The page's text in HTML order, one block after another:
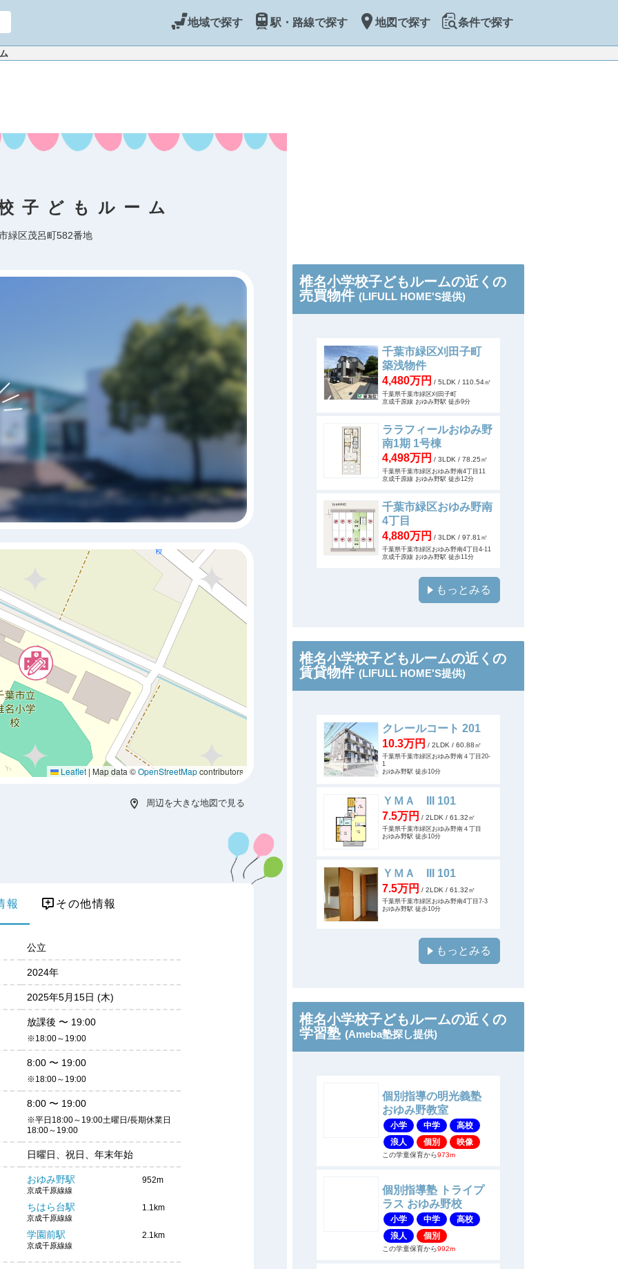
地域で探す 駅・路線で探す 地図で探す 条件で探す
子どもルーム
緑区茂呂町582番地
Leaflet | Map data ©OpenStreetMapcontributors
周辺を大きな地図で見る
報 その他情報
公立
2024年
2025年5月15日 (木)
放課後 〜 19:00
※18:00～19:00
8:00 〜 19:00
※18:00～19:00
8:00 〜 19:00
※平日18:00～19:00土曜日/長期休業日
18:00～19:00
日曜日、祝日、年末年始
おゆみ野駅 952m
京成千原線線
ちはら台駅 1.1km
京成千原線線
学園前駅 2.1km
京成千原線線
椎名小学校子どもルームの近くの
売買物件 (LIFULL HOME'S提供)
千葉市緑区刈田子町
築浅物件
4,480万円 / 5LDK / 110.54㎡
千葉県千葉市緑区刈田子町
京成千原線 おゆみ野駅 徒歩9分
ララフィールおゆみ野
南1期 1号棟
4,498万円 / 3LDK/ 78.25㎡
千葉県千葉市緑区おゆみ野南4丁目11
京成千原線 おゆみ野駅 徒歩12分
千葉市緑区おゆみ野南
4丁目
4,880万円 / 3LDK / 97.81㎡
千葉県千葉市緑区おゆみ野南4丁目4-11
京成千原線 おゆみ野駅 徒歩11分
もっとみる
椎名小学校子どもルームの近くの
賃貸物件 (LIFULL HOME'S提供)
クレールコート 201
10.3万円 / 2LDK / 60.88㎡
千葉県千葉市緑区おゆみ野南４丁目20-
1
おゆみ野駅 徒歩10分
ＹＭＡ III 101
7.5万円 / 2LDK / 61.32㎡
千葉県千葉市緑区おゆみ野南４丁目
おゆみ野駅 徒歩10分
ＹＭＡ III 101
7.5万円 / 2LDK / 61.32㎡
千葉県千葉市緑区おゆみ野南4丁目7-3
おゆみ野駅 徒歩10分
もっとみる
椎名小学校子どもルームの近くの
学習塾 (Ameba塾探し提供)
個別指導の明光義塾
おゆみ野教室
小学 中学
高校
浪人
個別 映像
この学童保育から973m
個別指導塾 トライプ
ラス おゆみ野校
小学 中学
高校
浪人
個別
この学童保育から992m